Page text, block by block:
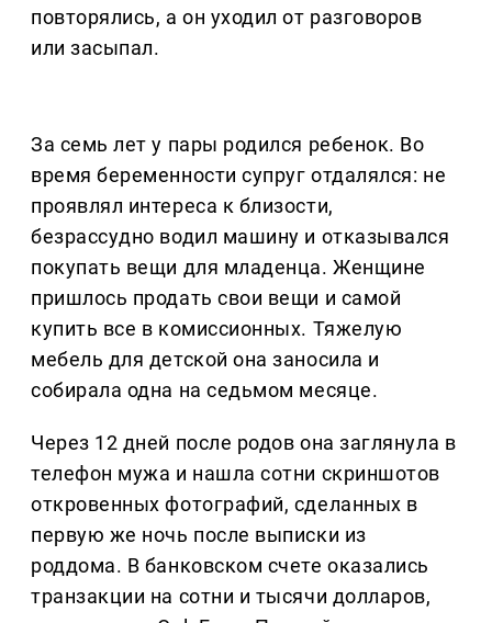
повторялись, а он уходил от разговоров
или засыпал.
За семь лет у пары родился ребенок. Во
время беременности супруг отдалялся: не
проявлял интереса к близости,
безрассудно водил машину и отказывался
покупать вещи для младенца. Женщине
пришлось продать свои вещи и самой
купить все в комиссионных. Тяжелую
мебель для детской она заносила и
собирала одна на седьмом месяце.
Через 12 дней после родов она заглянула в
телефон мужа и нашла сотни скриншотов
откровенных фотографий, сделанных в
первую же ночь после выписки из
роддома. В банковском счете оказались
транзакции на сотни и тысячи долларов,